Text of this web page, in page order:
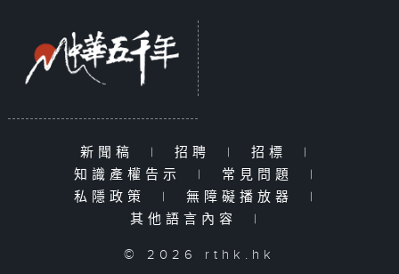
新聞稿 | 招聘 | 招標
|
知識產權告示
| 常見問題
|
私隱政策
| 無障礙播放器
|
其他語言內容
|
© 2026 rthk.hk